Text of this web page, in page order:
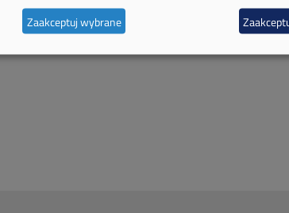
Zaakceptuj wybrane